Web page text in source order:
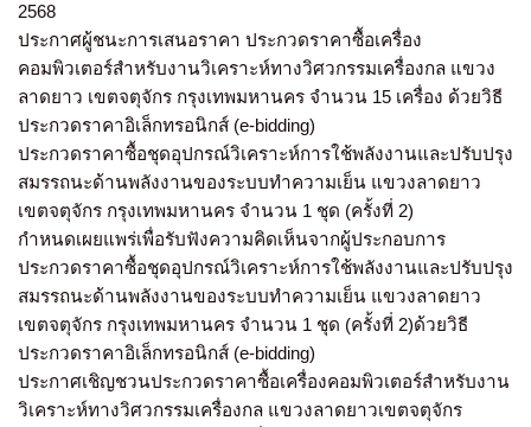
2568
ประกาศผู้ชนะการเสนอราคา ประกวดราคาซื้อเครื่อง
คอมพิวเตอร์สำหรับงานวิเคราะห์ทางวิศวกรรมเครื่องกล แขวง
ลาดยาว เขตจตุจักร กรุงเทพมหานคร จำนวน 15 เครื่อง ด้วยวิธี
ประกวดราคาอิเล็กทรอนิกส์ (e-bidding)
ประกวดราคาซื้อชุดอุปกรณ์วิเคราะห์การใช้พลังงานและปรับปรุง
สมรรถนะด้านพลังงานของระบบทำความเย็น แขวงลาดยาว
เขตจตุจักร กรุงเทพมหานคร จำนวน 1 ชุด (ครั้งที่ 2)
กำหนดเผยแพร่เพื่อรับฟังความคิดเห็นจากผู้ประกอบการ
ประกวดราคาซื้อชุดอุปกรณ์วิเคราะห์การใช้พลังงานและปรับปรุง
สมรรถนะด้านพลังงานของระบบทำความเย็น แขวงลาดยาว
เขตจตุจักร กรุงเทพมหานคร จำนวน 1 ชุด (ครั้งที่ 2)ด้วยวิธี
ประกวดราคาอิเล็กทรอนิกส์ (e-bidding)
ประกาศเชิญชวนประกวดราคาซื้อเครื่องคอมพิวเตอร์สำหรับงาน
วิเคราะห์ทางวิศวกรรมเครื่องกล แขวงลาดยาวเขตจตุจักร